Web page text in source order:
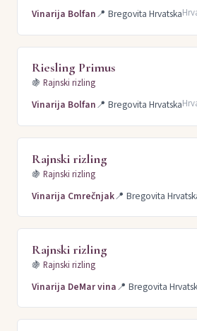
Vinarija Bolfan📍 Bregovita Hrvatska
Riesling Primus
🍇 Rajnski rizling
Vinarija Bolfan📍 Bregovita Hrvatska
Rajnski rizling
🍇 Rajnski rizling
Vinarija Cmrečnjak📍 Bregovita
Rajnski rizling
🍇 Rajnski rizling
Vinarija DeMar vina📍 Bregovita